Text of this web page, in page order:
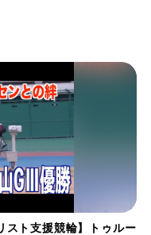
スト支援競輪】トゥルー